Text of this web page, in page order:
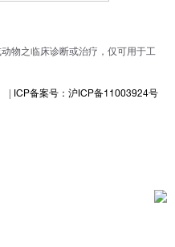
物之临床诊断或治疗，仅可用于工
| ICP备案号：沪ICP备11003924号